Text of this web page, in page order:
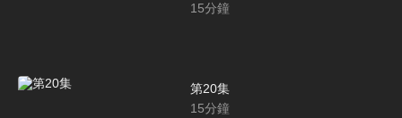
15分鐘
第20集
15分鐘